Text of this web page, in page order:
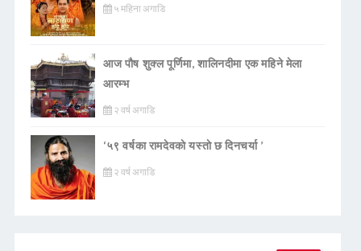
५ महिना अगाडि
आज पौष शुक्ल पूर्णिमा, शालिनदीमा एक महिने मेला
आरम्भ
२ वर्ष अगाडि
‘५९ वर्षका रामदेवकाे यस्ताे छ दिनचर्या ’
२ वर्ष अगाडि